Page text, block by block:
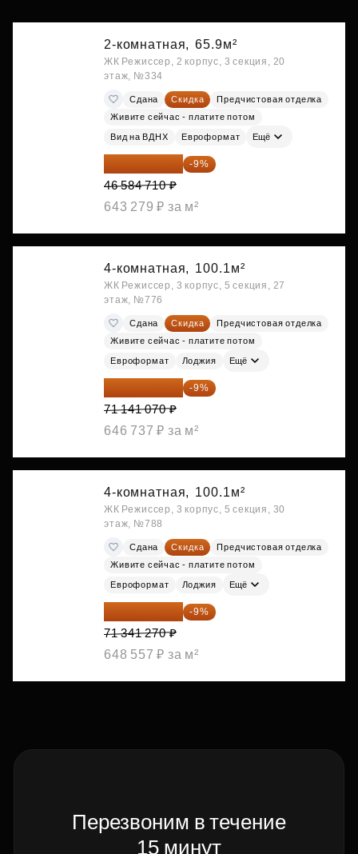
2-комнатная, 65.9м²
ЖК Режиссер, 2 корпус, 3 секция, 20
этаж, №334
Сдана Скидка
Предчистовая отделка
Живите сейчас - платите потом
Вид на ВДНХ Евроформат Ещё
42 392 086 ₽ -9%
46 584 710 ₽
643 279 ₽ за м²
4-комнатная, 100.1м²
ЖК Режиссер, 3 корпус, 5 секция, 27
этаж, №776
Сдана Скидка
Предчистовая отделка
Живите сейчас - платите потом
Евроформат Лоджия Ещё
64 738 374 ₽ -9%
71 141 070 ₽
646 737 ₽ за м²
4-комнатная, 100.1м²
ЖК Режиссер, 3 корпус, 5 секция, 30
этаж, №788
Сдана Скидка
Предчистовая отделка
Живите сейчас - платите потом
Евроформат Лоджия Ещё
64 920 556 ₽ -9%
71 341 270 ₽
648 557 ₽ за м²
Перезвоним в течение
15 минут